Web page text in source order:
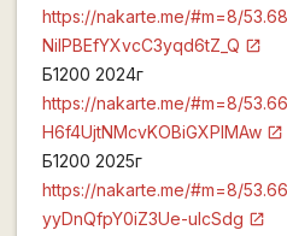
https://nakarte.me/#m=8/
NilPBEfYXvcC3yqd6tZ_Q
Б1200 2024г
https://nakarte.me/#m=8/
H6f4UjtNMcvKOBiGXPlMAw
Б1200 2025г
https://nakarte.me/#m=8/
yyDnQfpY0iZ3Ue-ulcSdg